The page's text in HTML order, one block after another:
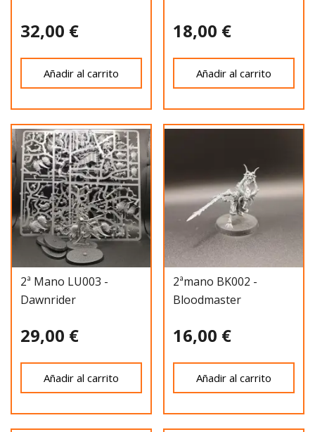
32,00 €
Añadir al carrito
18,00 €
Añadir al carrito
2ª Mano LU003 -
Dawnrider
29,00 €
Añadir al carrito
2ªmano BK002 -
Bloodmaster
16,00 €
Añadir al carrito